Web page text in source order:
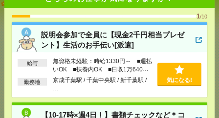
1/10
説明会参加で全員に【現金2千円相当プレゼ
ント】生活のお手伝い[派遣]
給与
無資格未経験：時給1330円～ ■週払
いOK ■扶養内OK ■日収1万640円
以上
勤務地
京成千葉駅 / 千葉中央駅 / 新千葉駅 /
気になる!
【10-17時×週4日！】書類チェックなど＊コ
説明会参加で全員に【現金2千円相当プレゼント】生
活のお手伝い[派遣]
[給 与]
無資格未経験：時給1330円～ ■週払い
OK ■扶養内OK ■日収1万640円以上
[交通費] 交通費全額支給
京成千葉駅/千葉中央駅/ 新千葉駅
【10-17時×週4日！】書類チェックなど＊コツコツ事
務！1600円[派遣]
[給 与]
時給1600円 月収例 153,600円